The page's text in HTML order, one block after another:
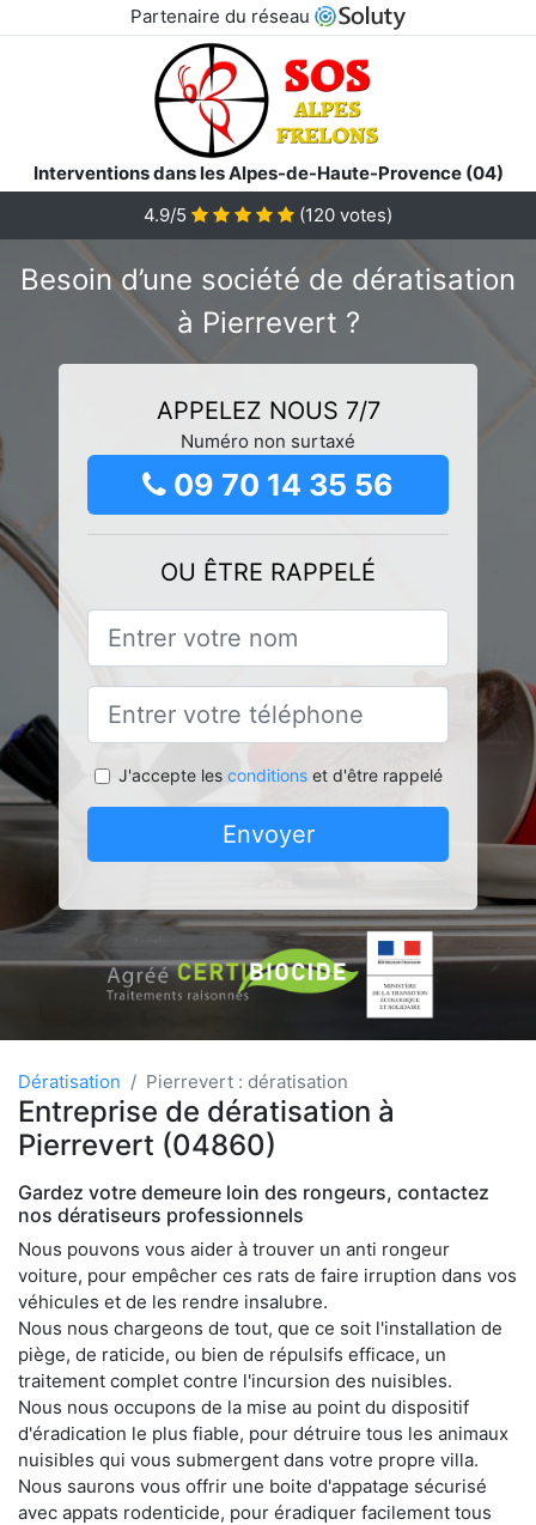
Partenaire du réseau
Interventions dans les Alpes-de-Haute-Provence (04)
4.9/5
(120 votes)
Besoin d’une société de dératisation
à Pierrevert ?
APPELEZ NOUS 7/7
Numéro non surtaxé
09 70 14 35 56
OU ÊTRE RAPPELÉ
J'accepte les conditionset d'être rappelé
Envoyer
Dératisation Pierrevert : dératisation
Entreprise de dératisation à
Pierrevert (04860)
Gardez votre demeure loin des rongeurs, contactez
nos dératiseurs professionnels
Nous pouvons vous aider à trouver un anti rongeur
voiture, pour empêcher ces rats de faire irruption dans vos
véhicules et de les rendre insalubre.
Nous nous chargeons de tout, que ce soit l'installation de
piège, de raticide, ou bien de répulsifs efficace, un
traitement complet contre l'incursion des nuisibles.
Nous nous occupons de la mise au point du dispositif
d'éradication le plus fiable, pour détruire tous les animaux
nuisibles qui vous submergent dans votre propre villa.
Nous saurons vous offrir une boite d'appatage sécurisé
avec appats rodenticide, pour éradiquer facilement tous